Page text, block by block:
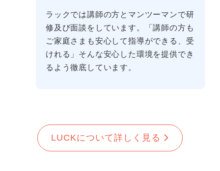
ラックでは講師の方とマンツーマンで研
修及び面談をしています。「講師の方も
ご家庭さまも安心して指導ができる、受
けれる」そんな安心した環境を提供でき
るよう徹底しています。
LUCKについて詳しく見る